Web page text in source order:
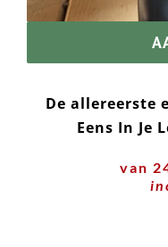
De allereerste
Eens In Je
van